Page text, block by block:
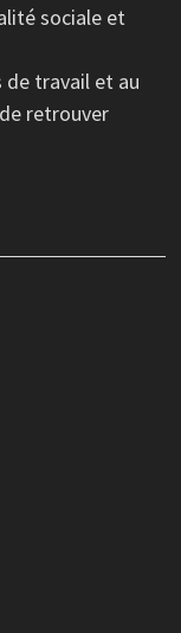
sociale et
de travail et au
retrouver